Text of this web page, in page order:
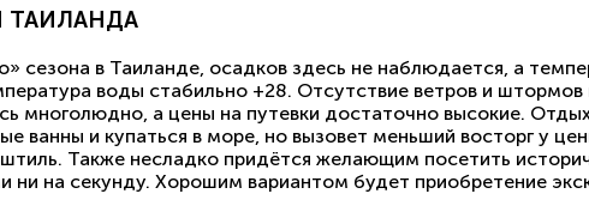
ТАИЛАНДА
сезона в Таиланде, осадков здесь не наблюдается, а
воды стабильно +28. Отсутствие ветров и штормов
многолюдно, а цены на путевки достаточно высокие.
ванны и купаться в море, но вызовет меньший восторг у
Также несладко придётся желающим посетить
ни на секунду. Хорошим вариантом будет приобретение